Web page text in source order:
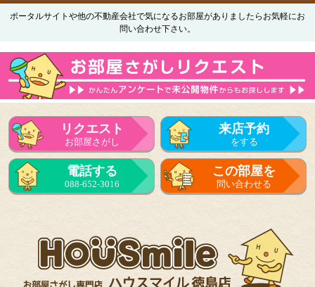
ポータルサイトや他の不動産会社で気になるお部屋がありましたらお気軽にお
問い合わせ下さい。
リクエスト
お部屋さがし
来店予約
をする
電話する
088-652-3016
この部屋を
問い合わせる